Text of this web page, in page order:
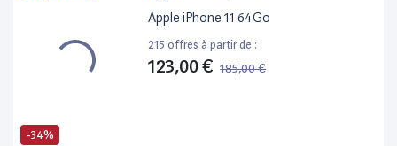
-34%
Apple iPhone 11 64Go
215 offres à partir de :
123,00 € 185,00 €